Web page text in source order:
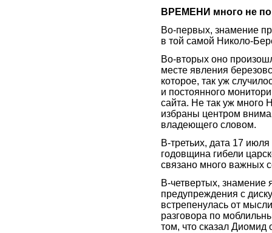
ВРЕМЕНИ много не
Во-первых, знамение
в той самой Николо-
Во-вторых оно
месте явления
которое, так уж
и постоянного
сайта. Не так уж много
избраны центром
владеющего словом.
В-третьих, дата 17
годовщина гибели
связано много важных
В-четвертых, знамение
предупреждения с
встрепенулась от
разговора по
том, что сказал Диомид